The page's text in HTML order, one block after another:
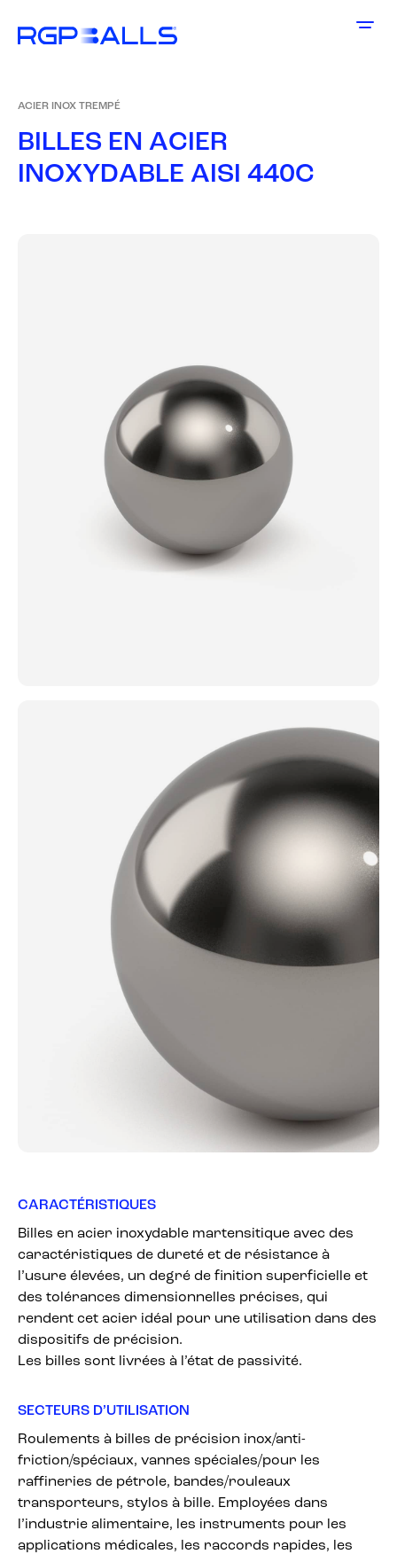
ACIER INOX TREMPÉ
BILLES EN ACIER
INOXYDABLE AISI 440C
CARACTÉRISTIQUES
Billes en acier inoxydable martensitique avec des
caractéristiques de dureté et de résistance à
l’usure élevées, un degré de finition superficielle et
des tolérances dimensionnelles précises, qui
rendent cet acier idéal pour une utilisation dans des
dispositifs de précision.
Les billes sont livrées à l’état de passivité.
SECTEURS D’UTILISATION
Roulements à billes de précision inox/anti-
friction/spéciaux, vannes spéciales/pour les
raffineries de pétrole, bandes/rouleaux
transporteurs, stylos à bille. Employées dans
l’industrie alimentaire, les instruments pour les
applications médicales, les raccords rapides, les